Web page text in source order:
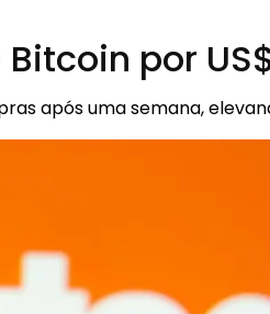
por
após uma semana,